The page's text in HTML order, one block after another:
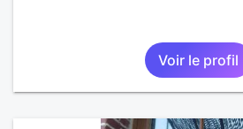
Voir le profil